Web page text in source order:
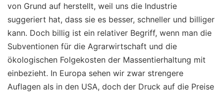
von Grund auf herstellt, weil uns die Industrie
suggeriert hat, dass sie es besser, schneller und billiger
kann. Doch billig ist ein relativer Begriff, wenn man die
Subventionen für die Agrarwirtschaft und die
ökologischen Folgekosten der Massentierhaltung mit
einbezieht. In Europa sehen wir zwar strengere
Auflagen als in den USA, doch der Druck auf die Preise